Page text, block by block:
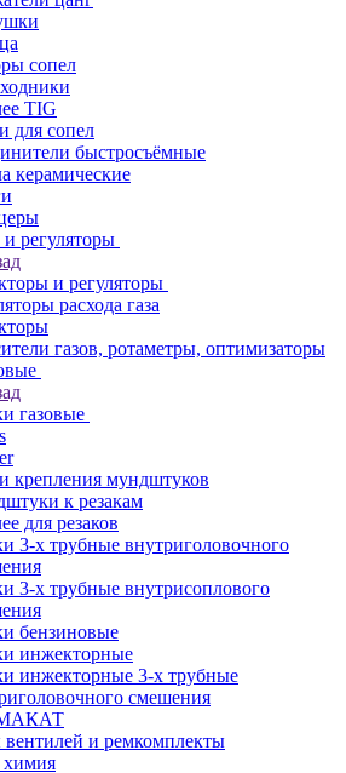
сопел
TIG
для сопел
быстросъёмные
керамические
регуляторы
и регуляторы
расхода газа
газов, ротаметры, оптимизаторы
газовые
крепления мундштуков
к резакам
для резаков
3-х трубные внутриголовочного
3-х трубные внутрисоплового
бензиновые
инжекторные
инжекторные 3-х трубные
смешения
вентилей и ремкомплекты
химия